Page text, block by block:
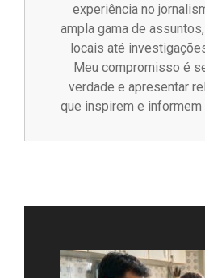
experiência no
ampla gama de
locais até
Meu compromisso é
verdade e apresentar
que inspirem e